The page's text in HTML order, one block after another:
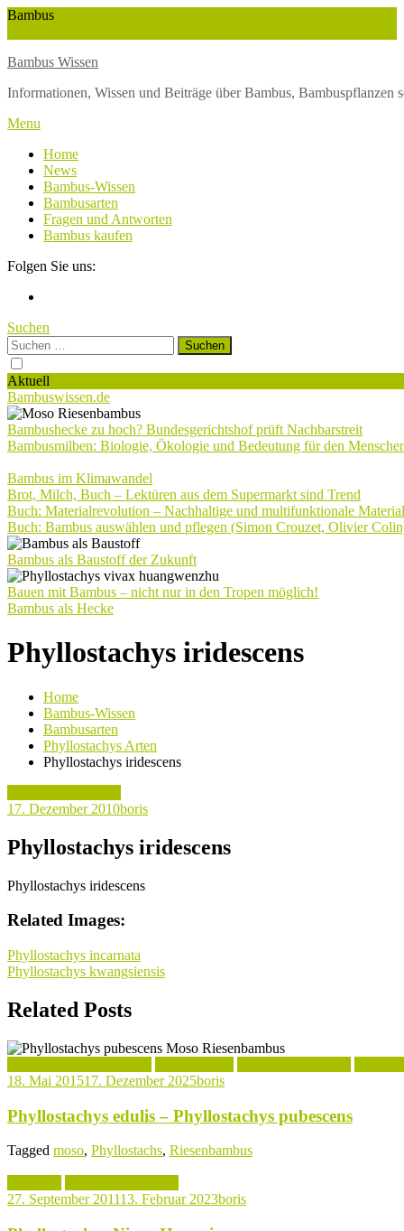
Skip
Bambus
Bambus Wissen
Informationen, Wissen und Beiträge über Bambus,
Menu
Home
News
Bambus-Wissen
Bambusarten
Fragen und Antworten
Bambus kaufen
Folgen Sie uns:
Suchen
Suchen
nach:
Aktuell
Bambuswissen.de
Bambushecke zu hoch? Bundesgerichtshof prüft Nachbarstreit
Bambusmilben: Biologie, Ökologie und Bedeutung für den
Bambus im Klimawandel
Brot, Milch, Buch – Lektüren aus dem Supermarkt sind Trend
Buch: Materialrevolution – Nachhaltige und multifunktionale
Buch: Bambus auswählen und pflegen (Simon Crouzet, Olivier
Bambus als Baustoff der Zukunft
Bauen mit Bambus – nicht nur in den Tropen möglich!
Bambus als Hecke
Phyllostachys iridescens
Home
Bambus-Wissen
Bambusarten
Phyllostachys Arten
Phyllostachys iridescens
17. Dezember 2010boris
Phyllostachys iridescens
Phyllostachys iridescens
Related Images:
Beitragsnavigation
Phyllostachys incarnata
Phyllostachys kwangsiensis
Related Posts
18. Mai 201517. Dezember 2025boris
Phyllostachys edulis – Phyllostachys pubescens
Tagged moso, Phyllostachs, Riesenbambus
27. September 201113. Februar 2023boris